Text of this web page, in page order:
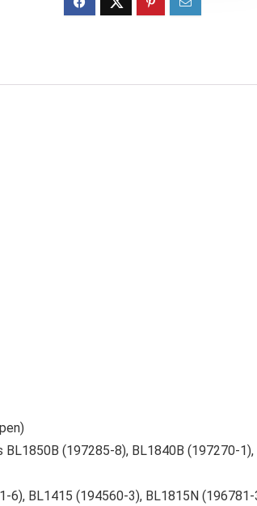
(197285-8), BL1840B (197270-
6), BL1415 (194560-3), BL1815N (196781-